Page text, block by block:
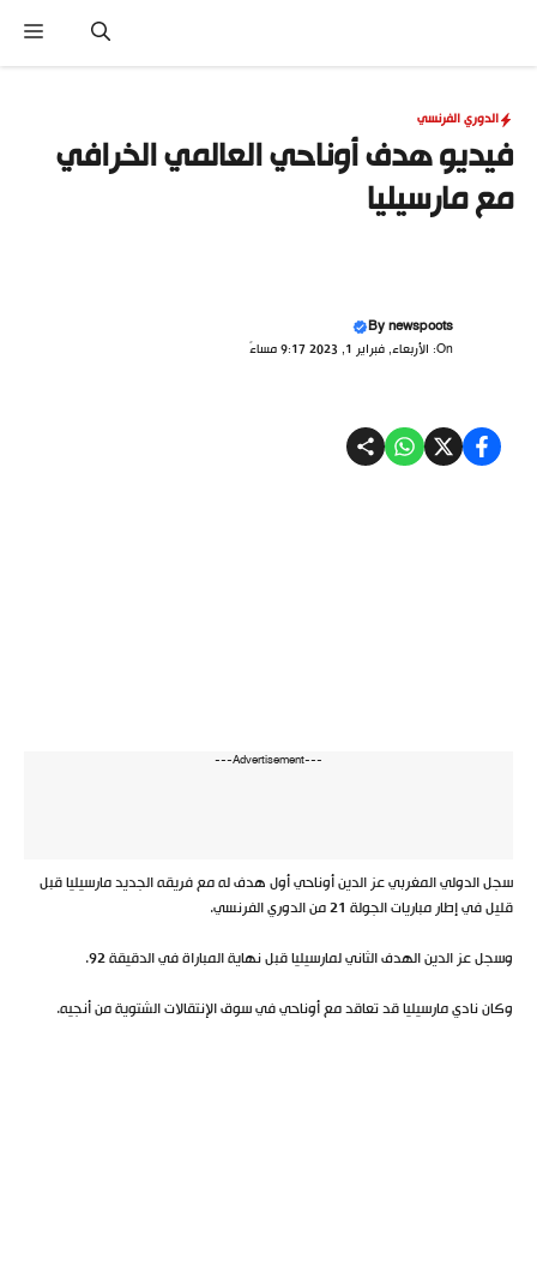
المحتوى
الدوري الفرنسي
فيديو هدف أوناحي العالمي الخرافي
مع مارسيليا
Bynewspoots
On: الأربعاء, فبراير 1, 2023 9:17 مساءً
---Advertisement---
سجل الدولي المغربي عز الدين أوناحي أول هدف له مع فريقه الجديد مارسيليا قبل
قليل في إطار مباريات الجولة 21 من الدوري الفرنسي.
وسجل عز الدين الهدف الثاني لمارسيليا قبل نهاية المباراة في الدقيقة 92.
وكان نادي مارسيليا قد تعاقد مع أوناحي في سوق الإنتقالات الشتوية من أنجيه.